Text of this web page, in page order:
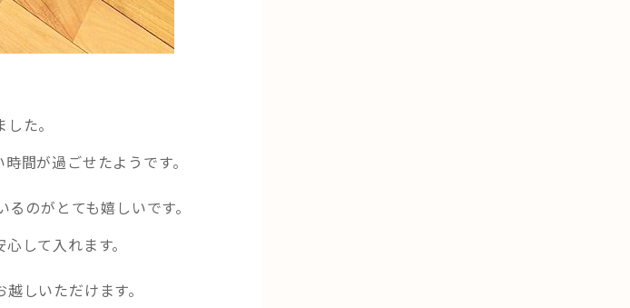
た。
間が過ごせたようです。
のがとても嬉しいです。
して入れます。
しいただけます。